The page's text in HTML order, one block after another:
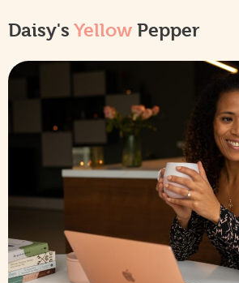
Daisy's Yellow Pepper